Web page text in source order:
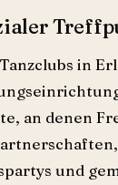
in
an denen
und